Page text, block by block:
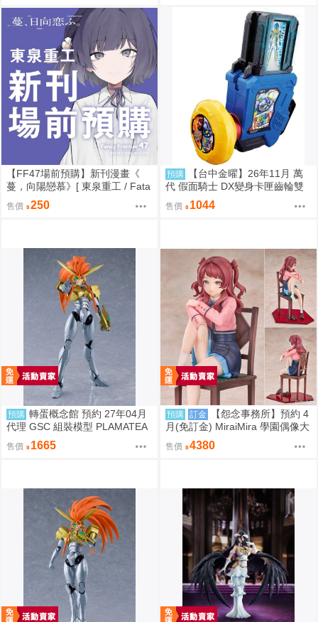
【FF47場前預購】新刊漫畫《
蔓，向陽戀慕》[ 東泉重工 / Fata
aa / 美鈴x手毬 / 秦谷美鈴 / 月村
手毬 / 學園偶像大師 / 全年齡 / 百
售價 250
預購
【台中金曜】26年11月 萬
代 假面騎士 DX變身卡匣齒輪雙
重版 0814
售價 1044
預購 轉蛋概念館 預約 27年04月
代理 GSC 組裝模型 PLAMATEA
勇者王 獅子王凱 約16公分 免訂
金
售價 1665
預購 訂金
【怨念事務所】預約 4
月(免訂金) MiraiMira 學園偶像大
師 花海咲季 雨後鳶尾花 特訓前V
er 1/7 0927
售價 4380